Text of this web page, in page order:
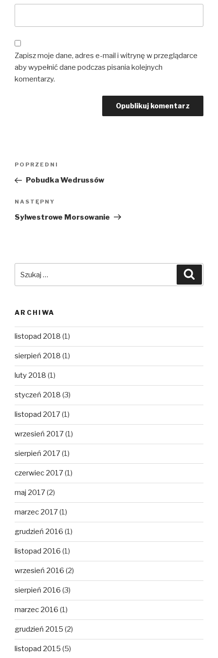
Zapisz moje dane, adres e-mail i witrynę w przeglądarce
aby wypełnić dane podczas pisania kolejnych
komentarzy.
Poprzedni
wpis
POPRZEDNI
Pobudka Wedrussów
Następny
wpis
NASTĘPNY
Sylwestrowe Morsowanie
ARCHIWA
listopad 2018 (1)
sierpień 2018 (1)
luty 2018 (1)
styczeń 2018 (3)
listopad 2017(1)
wrzesień 2017(1)
sierpień 2017(1)
czerwiec 2017(1)
maj 2017(2)
marzec 2017(1)
grudzień 2016 (1)
listopad 2016 (1)
wrzesień 2016 (2)
sierpień 2016 (3)
marzec 2016 (1)
grudzień 2015 (2)
listopad 2015 (5)